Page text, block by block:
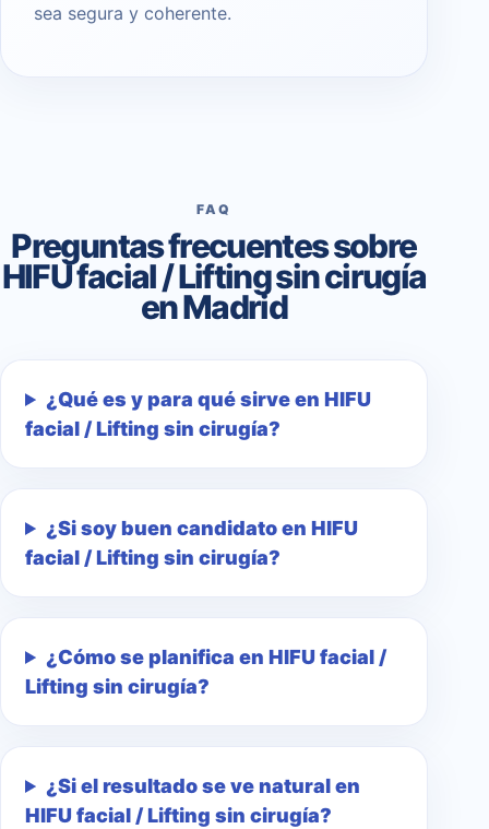
sea segura y coherente.
FAQ
Preguntas frecuentes sobre
HIFU facial / Lifting sin cirugía
en Madrid
¿Qué es y para qué sirve en HIFU
facial / Lifting sin cirugía?
¿Si soy buen candidato en HIFU
facial / Lifting sin cirugía?
¿Cómo se planifica en HIFU facial /
Lifting sin cirugía?
¿Si el resultado se ve natural en
HIFU facial / Lifting sin cirugía?